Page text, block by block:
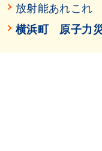
放射能あれこれ
横浜町 原子力